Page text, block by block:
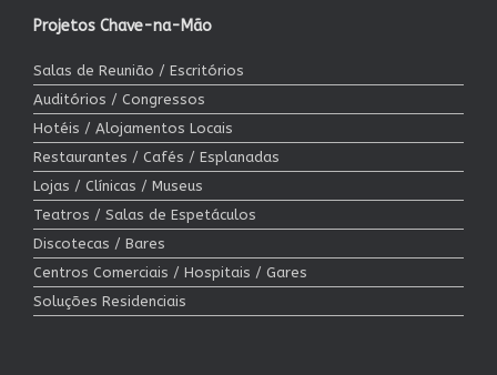
Projetos Chave-na-Mão
Salas de Reunião / Escritórios
Auditórios / Congressos
Hotéis / Alojamentos Locais
Restaurantes / Cafés / Esplanadas
Lojas / Clínicas / Museus
Teatros / Salas de Espetáculos
Discotecas / Bares
Centros Comerciais / Hospitais / Gares
Soluções Residenciais